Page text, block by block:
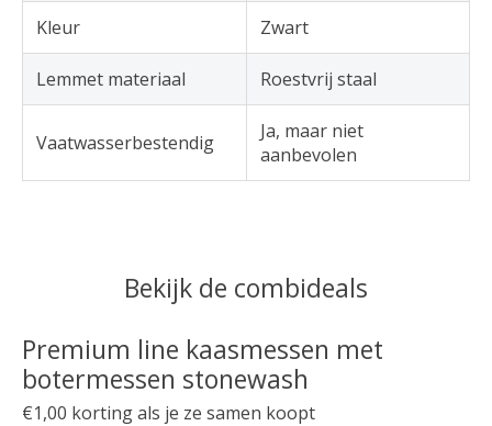
Kleur Zwart
Lemmet materiaal Roestvrij staal
Vaatwasserbestendig
Ja, maar niet
aanbevolen
Bekijk de combideals
Premium line kaasmessen met
botermessen stonewash
€1,00 korting als je ze samen koopt